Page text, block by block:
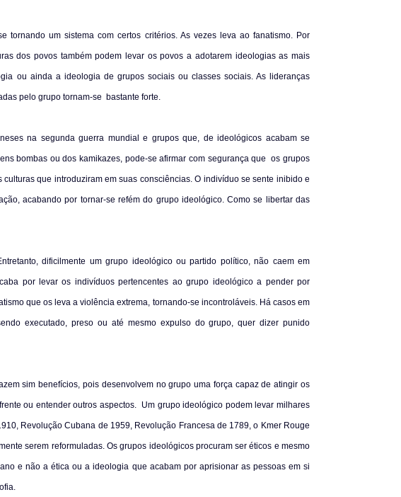
um sistema com certos critérios. As vezes leva ao fanatismo. Por
dos povos também podem levar os povos a adotarem ideologias as mais
ou ainda a ideologia de grupos sociais ou classes sociais. As lideranças
pelo grupo tornam-se bastante forte.
na segunda guerra mundial e grupos que, de ideológicos acabam se
bombas ou dos kamikazes, pode-se afirmar com segurança que os grupos
que introduziram em suas consciências. O indivíduo se sente inibido e
acabando por tornar-se refém do grupo ideológico. Como se libertar das
dificilmente um grupo ideológico ou partido político, não caem em
por levar os indivíduos pertencentes ao grupo ideológico a pender por
que os leva a violência extrema, tornando-se incontroláveis. Há casos em
executado, preso ou até mesmo expulso do grupo, quer dizer punido
sim benefícios, pois desenvolvem no grupo uma força capaz de atingir os
ou entender outros aspectos. Um grupo ideológico podem levar milhares
Revolução Cubana de 1959, Revolução Francesa de 1789, o Kmer Rouge
serem reformuladas. Os grupos ideológicos procuram ser éticos e mesmo
e não a ética ou a ideologia que acabam por aprisionar as pessoas em si